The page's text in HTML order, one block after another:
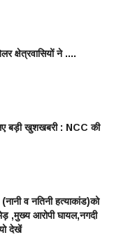
क्षेत्रवासियों ने ....
बड़ी खुशखबरी : NCC की
व नतिनी हत्याकांड)को
,मुख्य आरोपी घायल,नगदी
देखें